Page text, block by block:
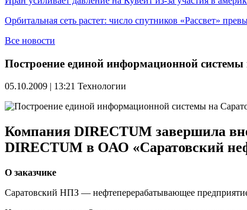
Орбитальная сеть растет: число спутников «Рассвет»
Все новости
Построение единой информационной
05.10.2009 | 13:21 Технологии
Компания DIRECTUM завершила
DIRECTUM в ОАО «Саратовский
О заказчике
Саратовский НПЗ — нефтеперерабатывающее